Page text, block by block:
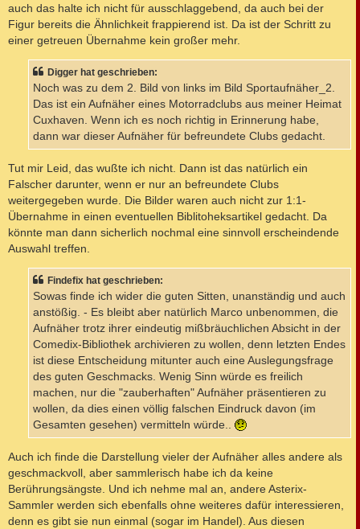
auch das halte ich nicht für ausschlaggebend, da auch bei der
Figur bereits die Ähnlichkeit frappierend ist. Da ist der Schritt zu
einer getreuen Übernahme kein großer mehr.
Digger hat geschrieben:
Noch was zu dem 2. Bild von links im Bild Sportaufnäher_2.
Das ist ein Aufnäher eines Motorradclubs aus meiner Heimat
Cuxhaven. Wenn ich es noch richtig in Erinnerung habe,
dann war dieser Aufnäher für befreundete Clubs gedacht.
Tut mir Leid, das wußte ich nicht. Dann ist das natürlich ein
Falscher darunter, wenn er nur an befreundete Clubs
weitergegeben wurde. Die Bilder waren auch nicht zur 1:1-
Übernahme in einen eventuellen Biblitoheksartikel gedacht. Da
könnte man dann sicherlich nochmal eine sinnvoll erscheindende
Auswahl treffen.
Findefix hat geschrieben:
Sowas finde ich wider die guten Sitten, unanständig und auch
anstößig. - Es bleibt aber natürlich Marco unbenommen, die
Aufnäher trotz ihrer eindeutig mißbräuchlichen Absicht in der
Comedix-Bibliothek archivieren zu wollen, denn letzten Endes
ist diese Entscheidung mitunter auch eine Auslegungsfrage
des guten Geschmacks. Wenig Sinn würde es freilich
machen, nur die "zauberhaften" Aufnäher präsentieren zu
wollen, da dies einen völlig falschen Eindruck davon (im
Gesamten gesehen) vermitteln würde..
Auch ich finde die Darstellung vieler der Aufnäher alles andere als
geschmackvoll, aber sammlerisch habe ich da keine
Berührungsängste. Und ich nehme mal an, andere Asterix-
Sammler werden sich ebenfalls ohne weiteres dafür interessieren,
denn es gibt sie nun einmal (sogar im Handel). Aus diesen